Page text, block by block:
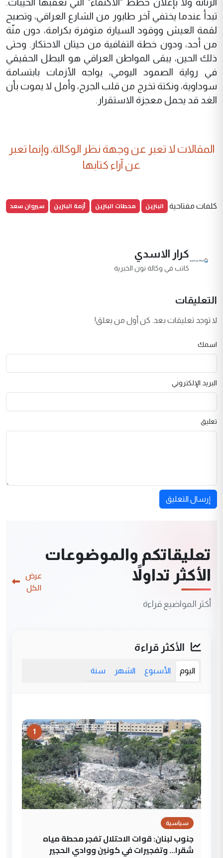
الرنانة ولا بإعلان خطط "الاكتفاء" التي تعقبها الخيبات.
تبدأ عندما يختفي آخر طابور من الشارع العراقي، وتصبح
لقمة العيش ووقود السيارة متوفرة بكرامة، دون منّة
من أحد، ودون خطة التفافية من حيتان الاحتكار. وحتى
ذلك الحين، يبقى المواطن العراقي هو البطل الحقيقي
في رواية الصمود اليومي، يواجه الأزمات بابتسامة
سوداوية، ونكتة تخرج من قلب الجرح، وأمل لا يموت بأن
الغد قد يحمل معجزة الاستقرار.
المقالات لا تعبر عن وجهة نظر الوكالة، وإنما تعبر
عن آراء كتابها
كلمات مفتاحية البنزين محطات البنزين أزمة البنزين سيروان سعد
كرار الاسدي
كاتب في وكالة نون الخبرية
التعليقات
لا توجد تعليقات بعد. كن أول من يعلق!
اسمك
البريد الإلكتروني
تعليق
إرسال التعليق
تعليقاتكم والموضوعات
الأكثر تداولاً
أكثر المواضيع قراءة
عرض
الكل
الأكثر قراءة
اليوم الأسبوع الشهر سنة
1
سياسية
جنوب لبنان: قوات الاحتلال تفجر محطة مياه
شقرا… وتفجيرات في كونين ووادي الحجير